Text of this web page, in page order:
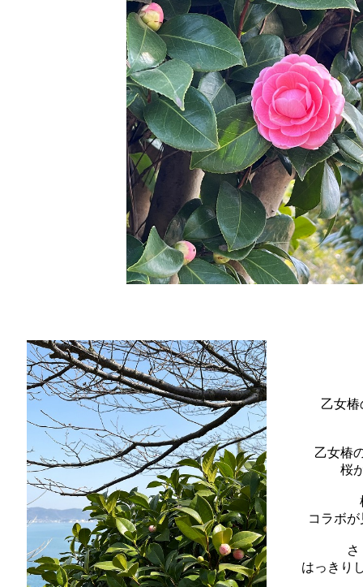
乙女
乙女椿
桜
コラボ
はっきり